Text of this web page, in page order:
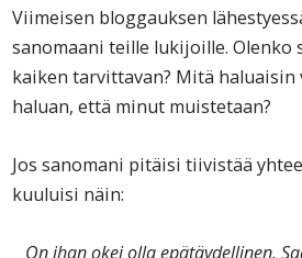
Viimeisen bloggauksen
sanomaani teille lukijoille. Olenko
kaiken tarvittavan? Mitä haluaisin
haluan, että minut muistetaan?
Jos sanomani pitäisi tiivistää
kuuluisi näin:
On ihan okei olla epätäydellinen.